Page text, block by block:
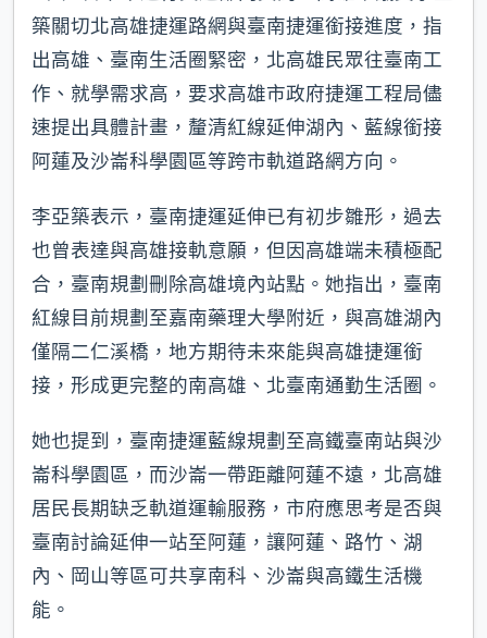
築關切北高雄捷運路網與臺南捷運銜接進度，指
出高雄、臺南生活圈緊密，北高雄民眾往臺南工
作、就學需求高，要求高雄市政府捷運工程局儘
速提出具體計畫，釐清紅線延伸湖內、藍線銜接
阿蓮及沙崙科學園區等跨市軌道路網方向。
李亞築表示，臺南捷運延伸已有初步雛形，過去
也曾表達與高雄接軌意願，但因高雄端未積極配
合，臺南規劃刪除高雄境內站點。她指出，臺南
紅線目前規劃至嘉南藥理大學附近，與高雄湖內
僅隔二仁溪橋，地方期待未來能與高雄捷運銜
接，形成更完整的南高雄、北臺南通勤生活圈。
她也提到，臺南捷運藍線規劃至高鐵臺南站與沙
崙科學園區，而沙崙一帶距離阿蓮不遠，北高雄
居民長期缺乏軌道運輸服務，市府應思考是否與
臺南討論延伸一站至阿蓮，讓阿蓮、路竹、湖
內、岡山等區可共享南科、沙崙與高鐵生活機
能。